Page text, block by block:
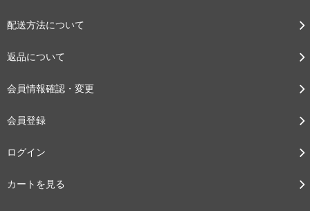
配送方法について
返品について
会員情報確認・変更
会員登録
ログイン
カートを見る